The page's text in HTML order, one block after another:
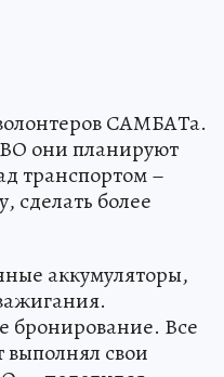
САМБАТа.
они планируют
транспортом –
сделать более
аккумуляторы,
бронирование. Все
выполнял свои